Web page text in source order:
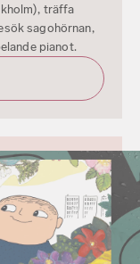
träffa
sagohörnan,
pianot.